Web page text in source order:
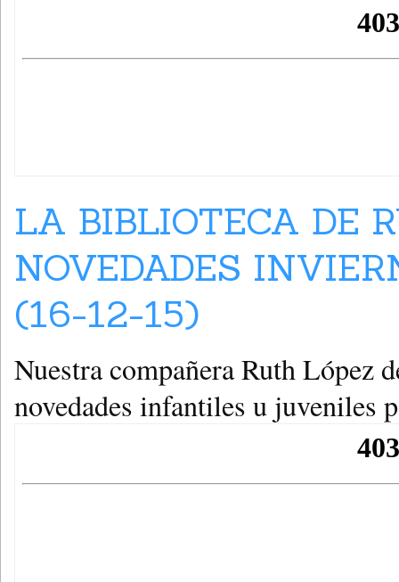
LA BIBLIOTECA DE
NOVEDADES
(16-12-15)
Nuestra compañera Ruth López
novedades infantiles u juveniles